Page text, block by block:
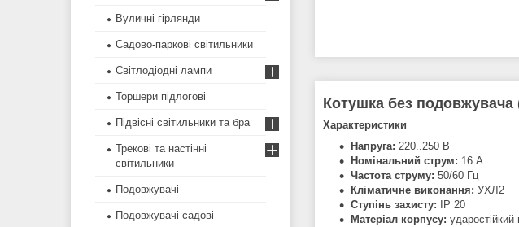
Котушка без
Характеристики
Напруга: 220..250 В
Номінальний струм: 16 А
Частота струму: 50/60 Гц
Кліматичне виконання: УХЛ2
Ступінь захисту: IP 20
Матеріал корпусу: ударостійкий
Вуличні гірлянди
Садово-паркові світильники
Світлодіодні лампи
Торшери підлогові
Підвісні світильники та бра
Трекові та настінні
світильники
Подовжувачі
Подовжувачі садові